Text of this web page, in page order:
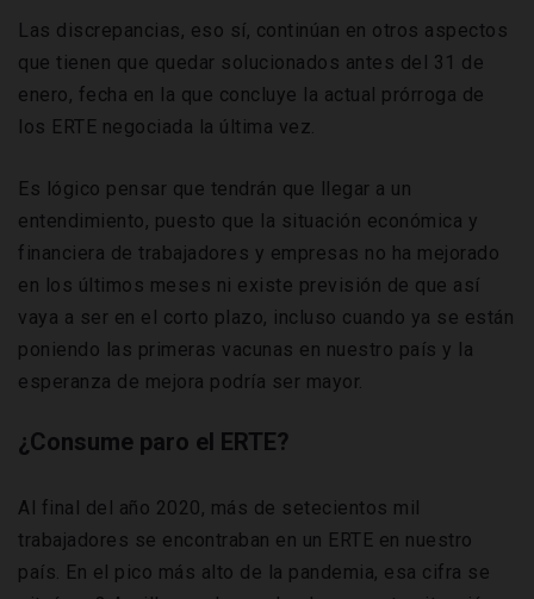
Las discrepancias, eso sí, continúan en otros aspectos
que tienen que quedar solucionados antes del 31 de
enero, fecha en la que concluye la actual prórroga de
los ERTE negociada la última vez.
Es lógico pensar que tendrán que llegar a un
entendimiento, puesto que la situación económica y
financiera de trabajadores y empresas no ha mejorado
en los últimos meses ni existe previsión de que así
vaya a ser en el corto plazo, incluso cuando ya se están
poniendo las primeras vacunas en nuestro país y la
esperanza de mejora podría ser mayor.
¿Consume paro el ERTE?
Al final del año 2020, más de setecientos mil
trabajadores se encontraban en un ERTE en nuestro
país. En el pico más alto de la pandemia, esa cifra se